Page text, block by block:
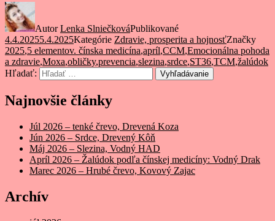
AutorLenka SlniečkováPublikované
4.4.20255.4.2025Kategórie Zdravie, prosperita a hojnosťZnačky
2025,5 elementov. čínska medicína,apríl,CCM,Emocionálna pohoda
a zdravie,Moxa,obličky,prevencia,slezina,srdce,ST36,TCM,žalúdok
Hľadať:
Vyhľadávanie
Najnovšie články
Júl 2026 – tenké črevo, Drevená Koza
Jún 2026 – Srdce, Drevený Kôň
Máj 2026 – Slezina, Vodný HAD
Apríl 2026 – Žalúdok podľa čínskej medicíny: Vodný Drak
Marec 2026 – Hrubé črevo, Kovový Zajac
Archív